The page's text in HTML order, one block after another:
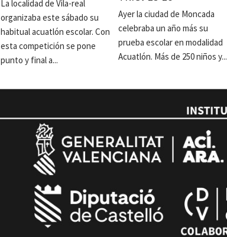
La localidad de Vila-real
organizaba este sábado su
habitual acuatlón escolar. Con
esta competición se pone
punto y final a...
Ayer la ciudad de Moncada
celebraba un año más su
prueba escolar en modalidad
Acuatlón. Más de 250 niños y...